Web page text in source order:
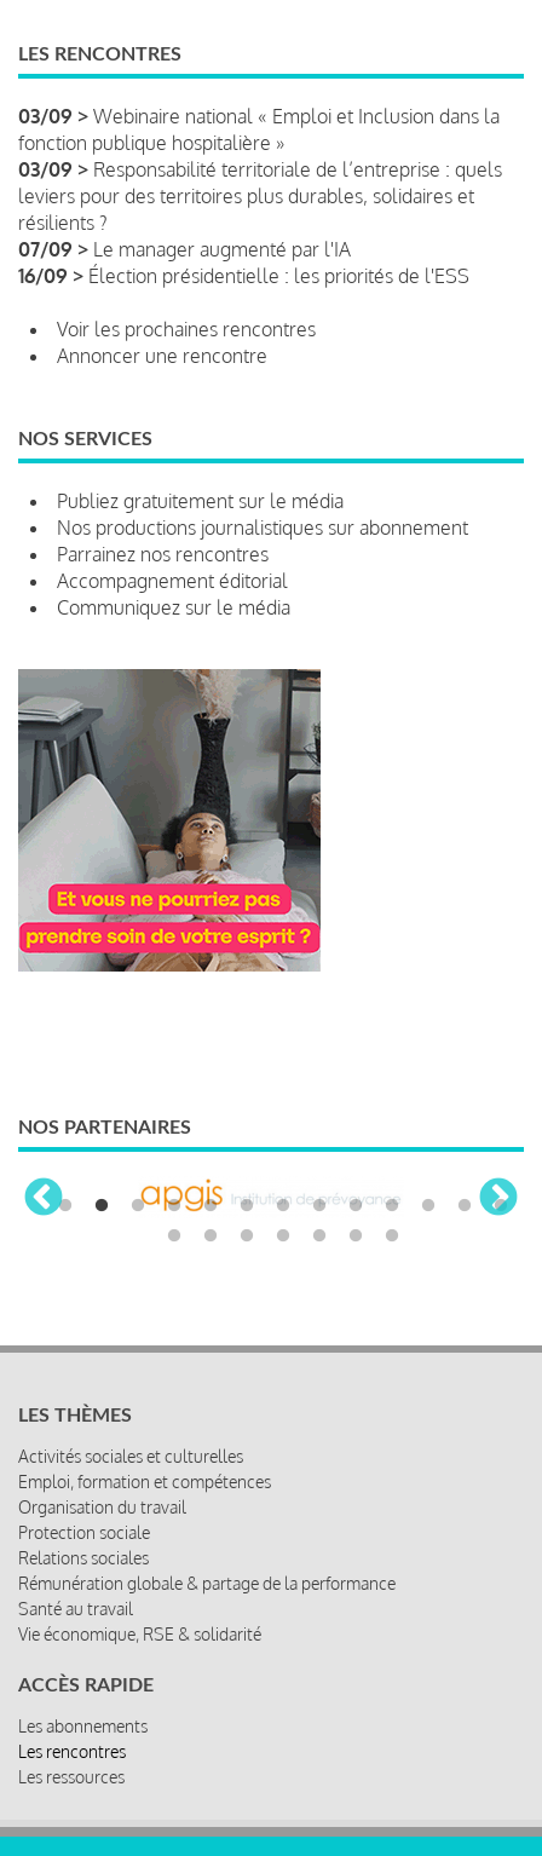
LES RENCONTRES
03/09 > Webinaire national « Emploi et Inclusion dans la
fonction publique hospitalière »
03/09 > Responsabilité territoriale de l’entreprise : quels
leviers pour des territoires plus durables, solidaires et
résilients ?
07/09 > Le manager augmenté par l'IA
16/09 > Élection présidentielle : les priorités de l'ESS
Voir les prochaines rencontres
Annoncer une rencontre
NOS SERVICES
Publiez gratuitement sur le média
Nos productions journalistiques sur abonnement
Parrainez nos rencontres
Accompagnement éditorial
Communiquez sur le média
NOS PARTENAIRES
LES THÈMES
Activités sociales et culturelles
Emploi, formation et compétences
Organisation du travail
Protection sociale
Relations sociales
Rémunération globale & partage de la performance
Santé au travail
Vie économique, RSE & solidarité
ACCÈS RAPIDE
Les abonnements
Les rencontres
Les ressources